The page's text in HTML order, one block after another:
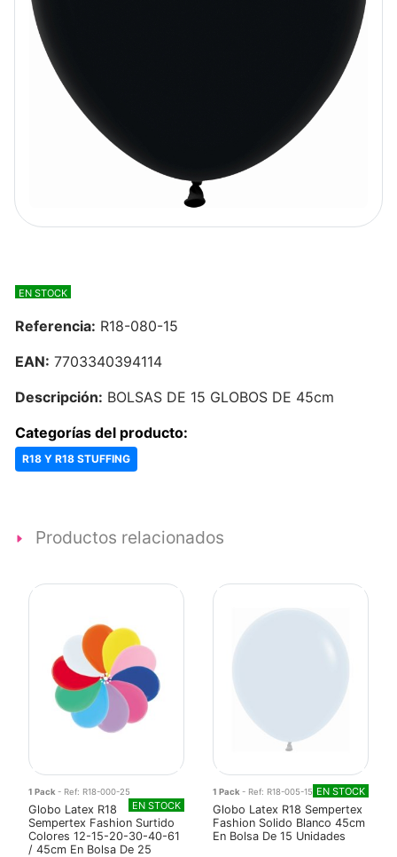
EN STOCK
Referencia: R18-080-15
EAN: 7703340394114
Descripción: BOLSAS DE 15 GLOBOS DE 45cm
Categorías del producto:
R18 Y R18 STUFFING
Productos relacionados
1 Pack - Ref: R18-000-25
EN STOCK
Globo Latex R18
Sempertex Fashion Surtido
Colores 12-15-20-30-40-61
/ 45cm En Bolsa De 25
1 Pack - Ref: R18-005-15 EN STOCK
Globo Latex R18 Sempertex
Fashion Solido Blanco 45cm
En Bolsa De 15 Unidades